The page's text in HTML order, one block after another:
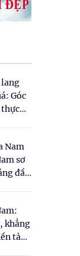
Góc
thực
Nam
sơ
đầu
khẳng
tảng